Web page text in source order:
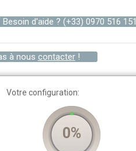
Besoin d'aide ? (+33) 0970 516 151
à nous contacter!
Votre configuration:
0%